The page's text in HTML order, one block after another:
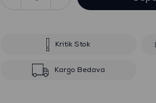
Kritik Stok
Kargo Bedava